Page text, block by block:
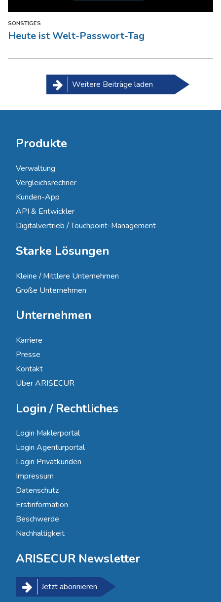
SONSTIGES
Heute ist Welt-Passwort-Tag
Weitere Beiträge laden
Produkte
Verwaltung
Vergleichsrechner
Kunden-App
API & Entwickler
Digitalvertrieb / Touchpoint-Management
Starke Lösungen
Kleine / Mittlere Unternehmen
Große Unternehmen
Unternehmen
Karriere
Presse
Kontakt
Über ARISECUR
Login / Rechtliches
Login Maklerportal
Login Agenturportal
Login Privatkunden
Impressum
Datenschutz
Erstinformation
Beschwerde
Nachhaltigkeit
ARISECUR Newsletter
Jetzt abonnieren